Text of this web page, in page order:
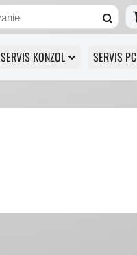
SERVIS KONZOL SERVIS PC